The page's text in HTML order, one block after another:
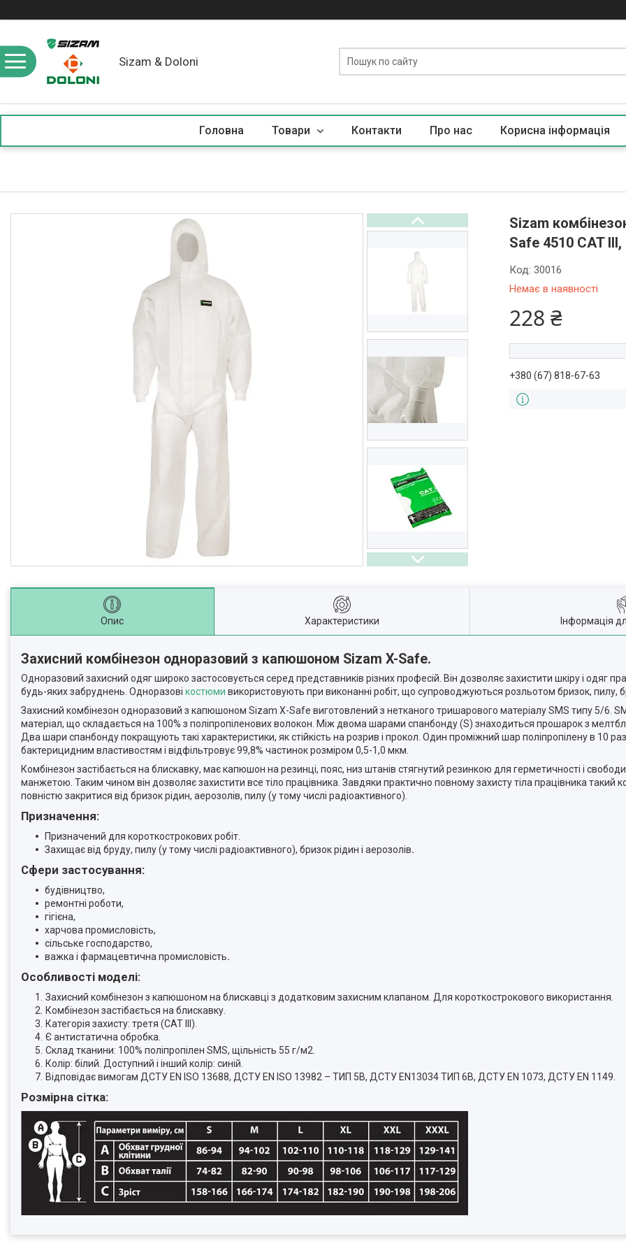
Sizam & Doloni
Головна Товари Контакти Про нас Корисна iнформацiя
Sizam
Safe 4510 CAT III,
Немає в наявності
Код:30016
228 ₴
+380 (67) 818-67-63
Опис Характеристики Інформація
Захисний комбінезон одноразовий з капюшоном Sizam X-Safe.
Одноразовий захисний одяг широко застосовується серед представників різних професій. Він дозволяє захистити шкіру і одяг
будь-яких забруднень. Одноразові костюми використовують при виконанні робіт, що супроводжуються розльотом бризок, пилу,
Захисний комбінезон одноразовий з капюшоном Sizam X-Safe виготовлений з нетканого тришарового матеріалу SMS типу 5/6.
матеріал, що складається на 100% з поліпропіленових волокон. Між двома шарами спанбонду (S) знаходиться прошарок з
Два шари спанбонду покращують такі характеристики, як стійкість на розрив і прокол. Один проміжний шар поліпропілену в 10
бактерицидним властивостям і відфільтровує 99,8% частинок розміром 0,5-1,0 мкм.
Комбінезон застібається на блискавку, має капюшон на резинці, пояс, низ штанів стягнутий резинкою для герметичності і
манжетою. Таким чином він дозволяє захистити все тіло працівника. Завдяки практично повному захисту тіла працівника такий
повністю закритися від бризок рідин, аерозолів, пилу (у тому числі радіоактивного).
Призначення:
Призначений для короткострокових робіт.
Захищає від бруду, пилу (у тому числі радіоактивного), бризок рідин і аерозолів.
Сфери застосування:
будівництво,
ремонтні роботи,
гігієна,
харчова промисловість,
сільське господарство,
важка і фармацевтична промисловість.
Особливості моделі:
Захисний комбінезон з капюшоном на блискавці з додатковим захисним клапаном. Для короткострокового використання.
Комбінезон застібається на блискавку.
Категорія захисту: третя (CAT ІІІ).
Є антистатична обробка.
Склад тканини: 100% поліпропілен SMS, щільність 55 г/м2.
Колір: білий. Доступний і інший колір: синій.
Відповідає вимогам ДСТУ EN ISO 13688, ДСТУ EN ISO 13982 – ТИП 5В, ДСТУ EN13034 ТИП 6В, ДСТУ EN 1073, ДСТУ EN 1149.
Розмірна сітка: